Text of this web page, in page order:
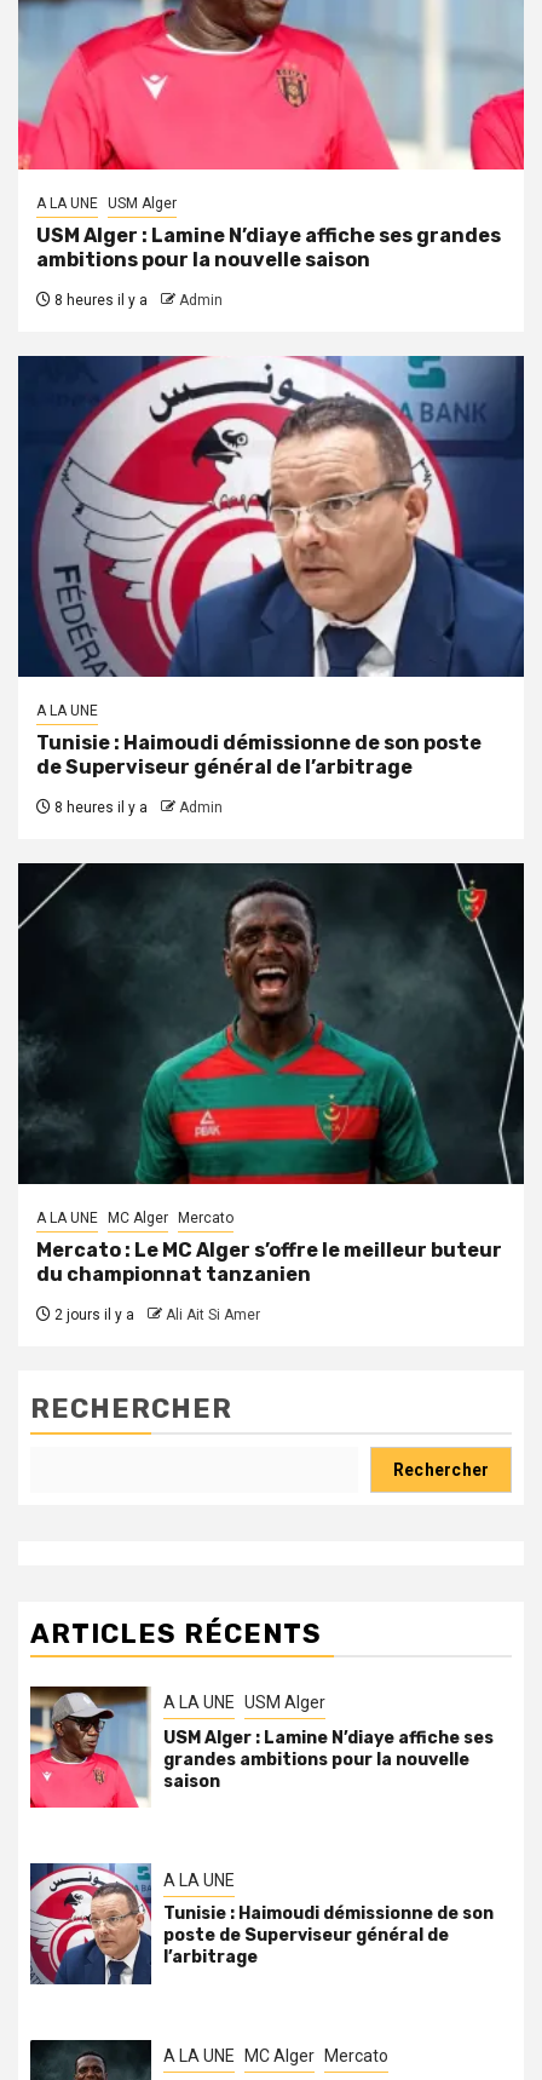
A LA UNE USM Alger
USM Alger : Lamine N’diaye affiche ses grandes
ambitions pour la nouvelle saison
8 heures il y a Admin
A LA UNE
Tunisie : Haimoudi démissionne de son poste
de Superviseur général de l’arbitrage
8 heures il y a Admin
A LA UNE MC Alger Mercato
Mercato : Le MC Alger s’offre le meilleur buteur
du championnat tanzanien
2 jours il y a Ali Ait Si Amer
RECHERCHER
Rechercher
ARTICLES RÉCENTS
A LA UNE USM Alger
USM Alger : Lamine N’diaye affiche ses
grandes ambitions pour la nouvelle
saison
A LA UNE
Tunisie : Haimoudi démissionne de son
poste de Superviseur général de
l’arbitrage
A LA UNE MC Alger Mercato